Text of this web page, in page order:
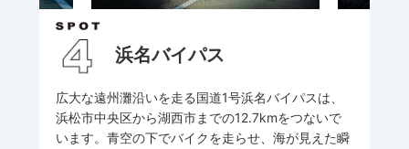
浜名バイパス
広大な遠州灘沿いを走る国道1号浜名バイパスは、
浜松市中央区から湖西市までの12.7kmをつないで
います。青空の下でバイクを走らせ、海が見えた瞬